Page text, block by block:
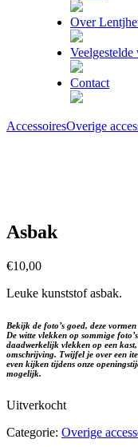
Over
Veelgestelde
Contact
AccessoiresOverige
Asbak
€10,00
Leuke kunststof asbak.
Bekijk de foto’s goed, deze
De witte vlekken op sommige
daadwerkelijk vlekken op een
omschrijving. Twijfel je over een
even kijken tijdens onze
mogelijk.
Uitverkocht
Categorie: Overige